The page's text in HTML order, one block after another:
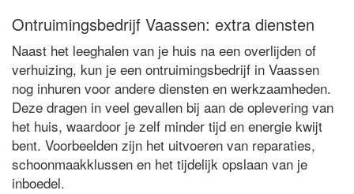
Ontruimingsbedrijf Vaassen: extra diensten
Naast het leeghalen van je huis na een overlijden of
verhuizing, kun je een ontruimingsbedrijf in Vaassen
nog inhuren voor andere diensten en werkzaamheden.
Deze dragen in veel gevallen bij aan de oplevering van
het huis, waardoor je zelf minder tijd en energie kwijt
bent. Voorbeelden zijn het uitvoeren van reparaties,
schoonmaakklussen en het tijdelijk opslaan van je
inboedel.